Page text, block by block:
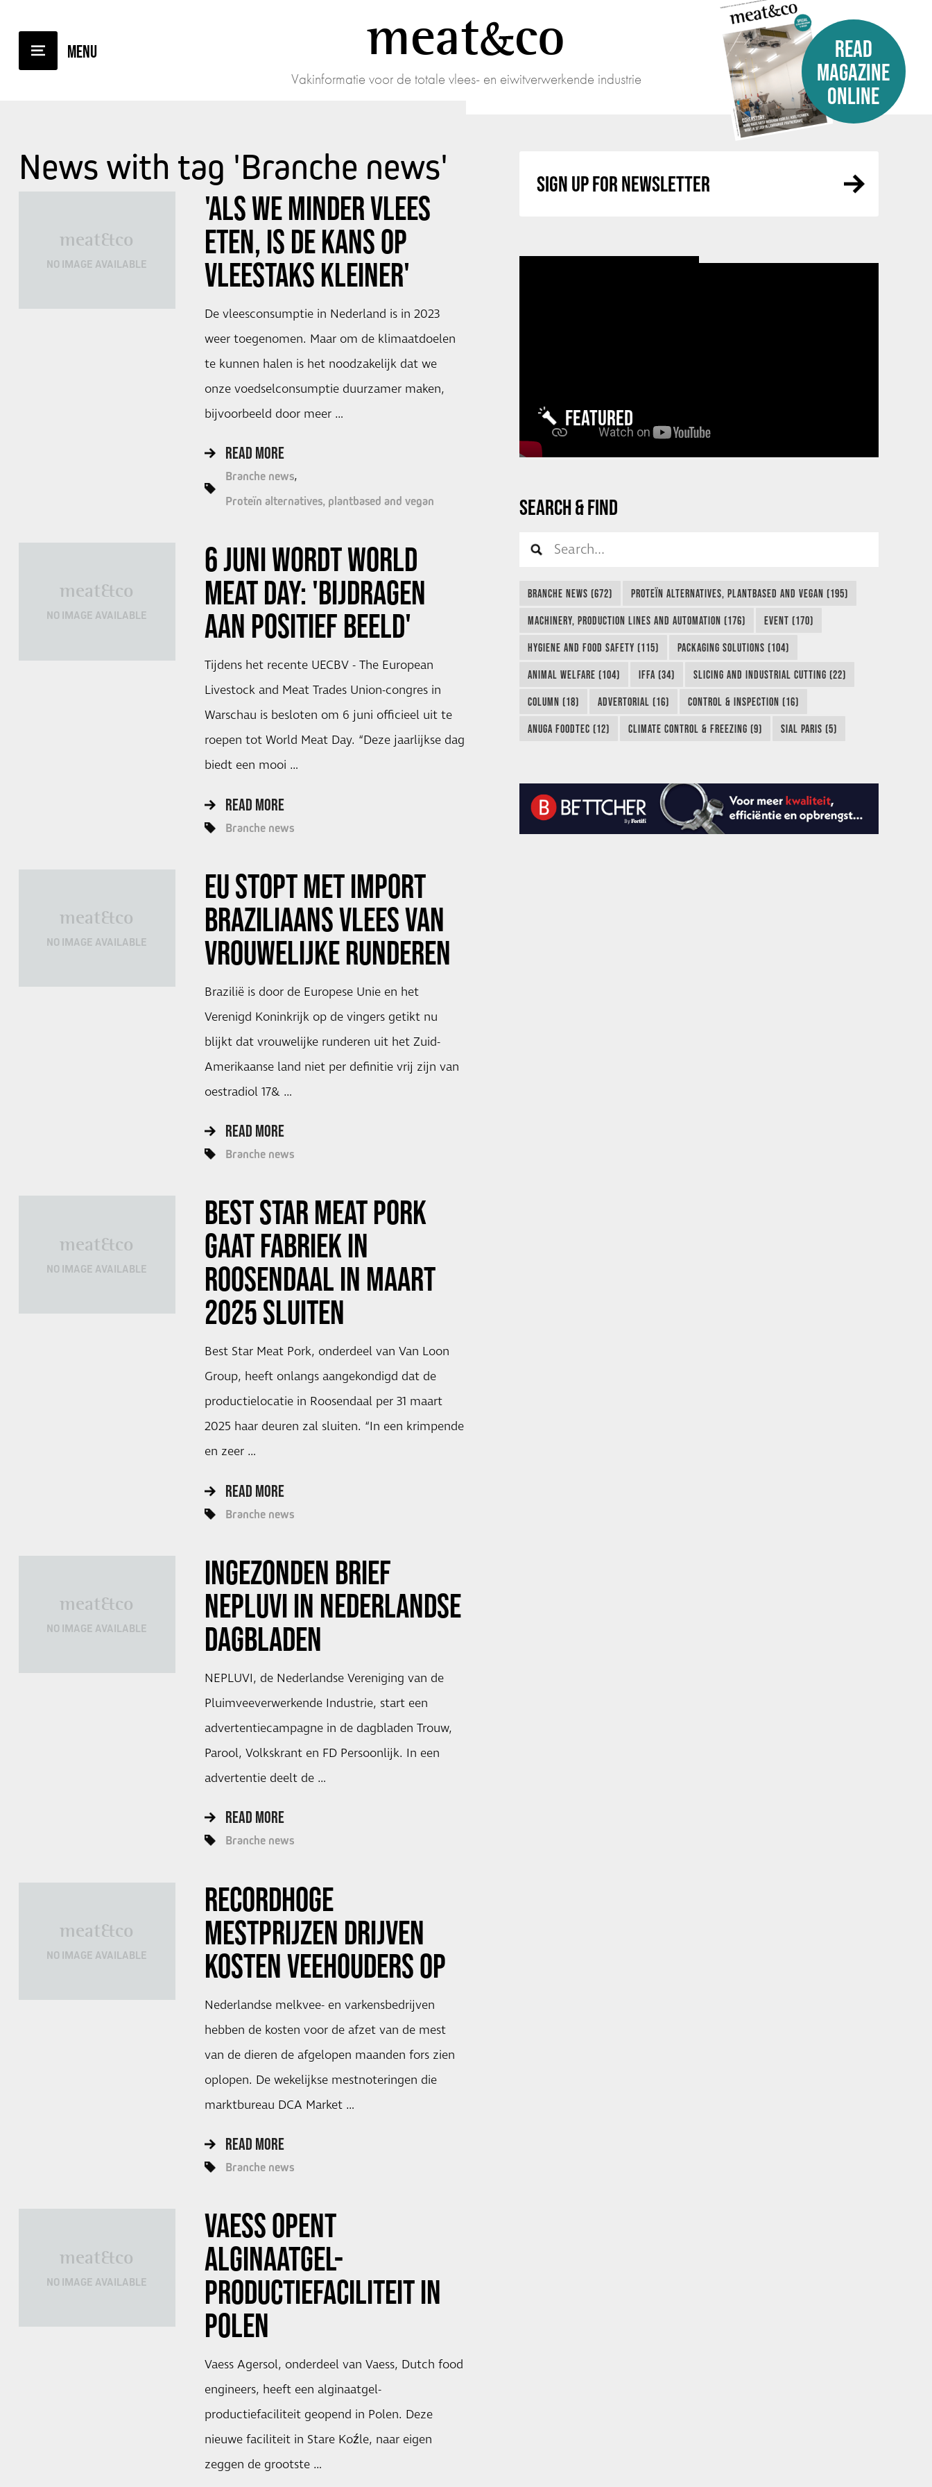
meatco
Vakinformatie voor de totale vlees- en eiwitverwerkende industrie
READ
MAGAZINE
ONLINE
News with tag 'Branche news'
meat&co
NO IMAGE AVAILABLE
'ALS WE MINDER VLEES
ETEN, IS DE KANS OP
VLEESTAKS KLEINER'
De vleesconsumptie in Nederland is in 2023
weer toegenomen. Maar om de klimaatdoelen
te kunnen halen is het noodzakelijk dat we
onze voedselconsumptie duurzamer maken,
bijvoorbeeld door meer …
READ MORE
Branche news
Proteïn alternatives, plantbased and vegan
meat&co
NO IMAGE AVAILABLE
6 JUNI WORDT WORLD
MEAT DAY: 'BIJDRAGEN
AAN POSITIEF BEELD'
Tijdens het recente UECBV - The European
Livestock and Meat Trades Union-congres in
Warschau is besloten om 6 juni officieel uit te
roepen tot World Meat Day. “Deze jaarlijkse dag
biedt een mooi …
READ MORE
Branche news
meat&co
NO IMAGE AVAILABLE
EU STOPT MET IMPORT
BRAZILIAANS VLEES VAN
VROUWELIJKE RUNDEREN
Brazilië is door de Europese Unie en het
Verenigd Koninkrijk op de vingers getikt nu
blijkt dat vrouwelijke runderen uit het Zuid-
Amerikaanse land niet per definitie vrij zijn van
oestradiol 17& …
READ MORE
Branche news
meat&co
NO IMAGE AVAILABLE
BEST STAR MEAT PORK
GAAT FABRIEK IN
ROOSENDAAL IN MAART
2025 SLUITEN
Best Star Meat Pork, onderdeel van Van Loon
Group, heeft onlangs aangekondigd dat de
productielocatie in Roosendaal per 31 maart
2025 haar deuren zal sluiten. “In een krimpende
en zeer …
READ MORE
Branche news
meat&co
NO IMAGE AVAILABLE
INGEZONDEN BRIEF
NEPLUVI IN NEDERLANDSE
DAGBLADEN
NEPLUVI, de Nederlandse Vereniging van de
Pluimveeverwerkende Industrie, start een
advertentiecampagne in de dagbladen Trouw,
Parool, Volkskrant en FD Persoonlijk. In een
advertentie deelt de …
READ MORE
Branche news
meat&co
NO IMAGE AVAILABLE
RECORDHOGE
MESTPRIJZEN DRIJVEN
KOSTEN VEEHOUDERS OP
Nederlandse melkvee- en varkensbedrijven
hebben de kosten voor de afzet van de mest
van de dieren de afgelopen maanden fors zien
oplopen. De wekelijkse mestnoteringen die
marktbureau DCA Market …
READ MORE
Branche news
meat&co
NO IMAGE AVAILABLE
VAESS OPENT
ALGINAATGEL-
PRODUCTIEFACILITEIT IN
POLEN
Vaess Agersol, onderdeel van Vaess, Dutch food
engineers, heeft een alginaatgel-
productiefaciliteit geopend in Polen. Deze
nieuwe faciliteit in Stare Koźle, naar eigen
zeggen de grootste …
SIGN UP FOR NEWSLETTER
FEATURED
SEARCH & FIND
BRANCHE NEWS (672) PROTEÏN ALTERNATIVES, PLANTBASED AND VEGAN (195)
MACHINERY, PRODUCTION LINES AND AUTOMATION (176) EVENT (170)
HYGIENE AND FOOD SAFETY (115) PACKAGING SOLUTIONS (104)
ANIMAL WELFARE (104) IFFA (34) SLICING AND INDUSTRIAL CUTTING (22)
COLUMN (18) ADVERTORIAL (16) CONTROL & INSPECTION (16)
ANUGA FOODTEC (12) CLIMATE CONTROL & FREEZING (9) SIAL PARIS (5)